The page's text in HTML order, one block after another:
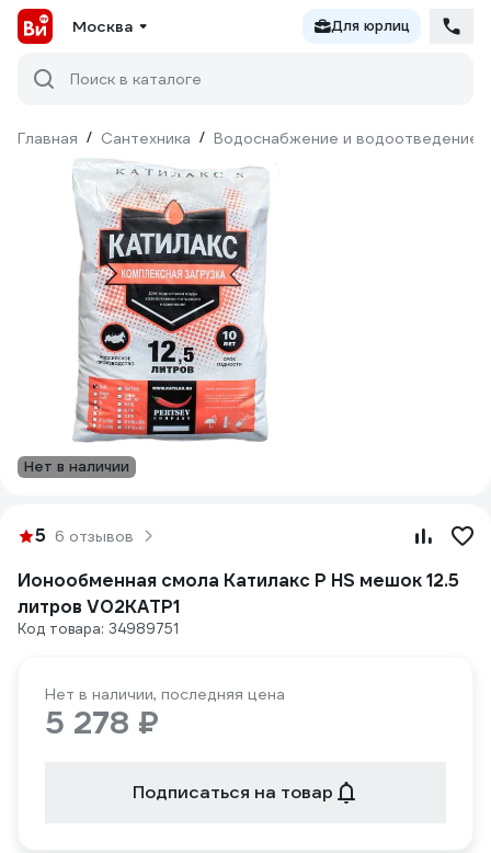
Москва Для юрлиц
Поиск в каталоге
Главная / Сантехника / Водоснабжение и водоотведение
Нет в наличии
5 6 отзывов
Ионообменная смола Катилакс P HS мешок 12.5
литров V02KATP1
Код товара: 34989751
Нет в наличии, последняя цена
5 278 ₽
Подписаться на товар